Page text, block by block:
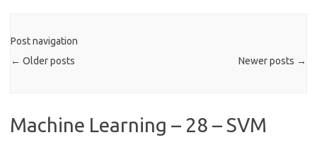
Post navigation
← Older posts Newer posts →
Machine Learning – 28 – SVM